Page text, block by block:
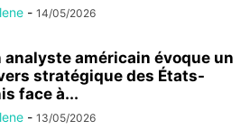
- 14/05/2026
analyste américain évoque un
stratégique des États-
face à...
- 13/05/2026